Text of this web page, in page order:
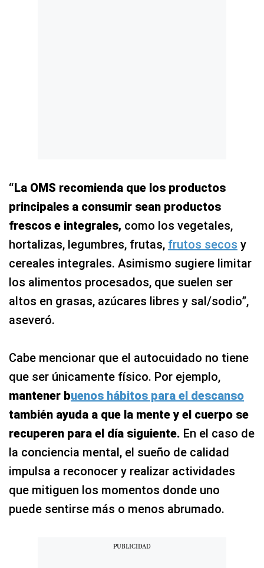
“La OMS recomienda que los productos
principales a consumir sean productos
frescos e integrales, como los vegetales,
hortalizas, legumbres, frutas, frutos secos y
cereales integrales. Asimismo sugiere limitar
los alimentos procesados, que suelen ser
altos en grasas, azúcares libres y sal/sodio”,
aseveró.
Cabe mencionar que el autocuidado no tiene
que ser únicamente físico. Por ejemplo,
mantener buenos hábitos para el descanso
también ayuda a que la mente y el cuerpo se
recuperen para el día siguiente. En el caso de
la conciencia mental, el sueño de calidad
impulsa a reconocer y realizar actividades
que mitiguen los momentos donde uno
puede sentirse más o menos abrumado.